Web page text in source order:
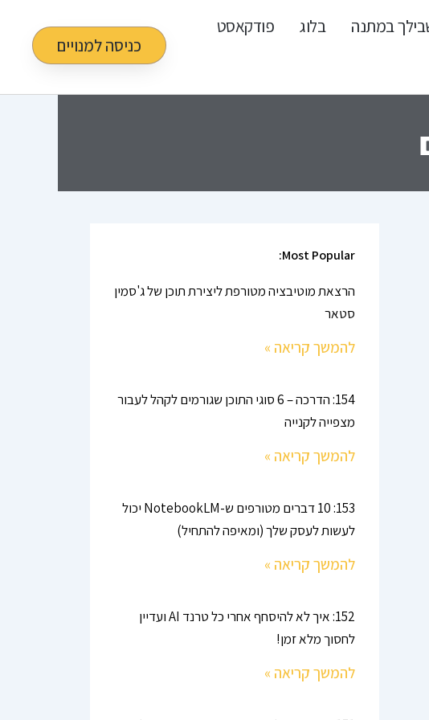
במתנה בלוג
פודקאסט
כניסה למנויים
Most Popular:
הרצאת מוטיבציה מטורפת ליצירת תוכן של ג'סמין
סטאר
להמשך קריאה »
154: הדרכה – 6 סוגי התוכן שגורמים לקהל לעבור
מצפייה לקנייה
להמשך קריאה »
153: 10 דברים מטורפים ש-NotebookLM יכול
לעשות לעסק שלך (ומאיפה להתחיל)
להמשך קריאה »
152: איך לא להיסחף אחרי כל טרנד AI ועדיין
לחסוך מלא זמן!
להמשך קריאה »